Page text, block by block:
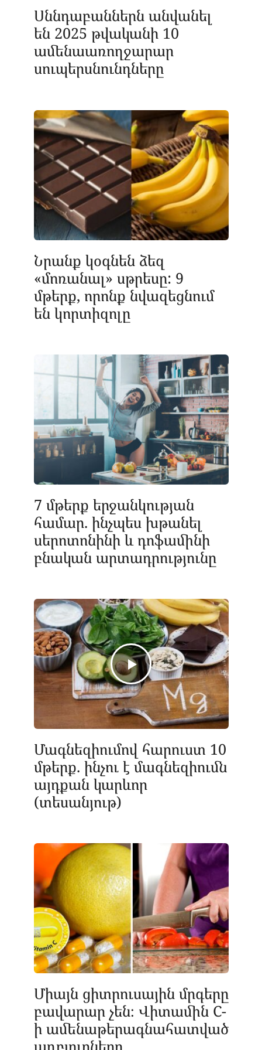
Սննդաբաններն անվանել
են 2025 թվականի 10
ամենաառողջարար
սուպերսնունդները
Նրանք կօգնեն ձեզ
«մոռանալ» սթրեսը: 9
մթերք, որոնք նվազեցնում
են կորտիզոլը
7 մթերք երջանկության
համար. ինչպես խթանել
սերոտոնինի և դոֆամինի
բնական արտադրությունը
Մագնեզիումով հարուստ 10
մթերք. ինչու է մագնեզիումն
այդքան կարևոր
(տեսանյութ)
Միայն ցիտրուսային մրգերը
բավարար չեն։ Վիտամին C-
ի ամենաթերագնահատված
աղբյուրները